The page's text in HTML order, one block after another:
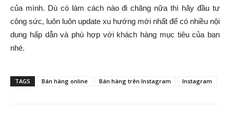
của mình. Dù có làm cách nào đi chăng nữa thì hãy đầu tư
công sức, luôn luôn update xu hướng mới nhất để có nhiều nội
dung hấp dẫn và phù hợp với khách hàng mục tiêu của bạn
nhé.
TAGS Bán hàng online Bán hàng trên Instagram Instagram